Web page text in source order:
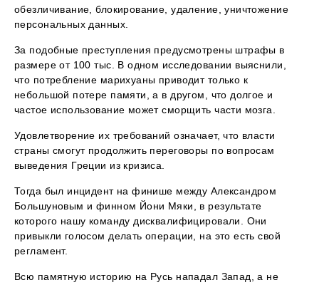
обезличивание, блокирование, удаление, уничтожение
персональных данных.
За подобные преступления предусмотрены штрафы в
размере от 100 тыс. В одном исследовании выяснили,
что потребление марихуаны приводит только к
небольшой потере памяти, а в другом, что долгое и
частое использование может сморщить части мозга.
Удовлетворение их требований означает, что власти
страны смогут продолжить переговоры по вопросам
выведения Греции из кризиса.
Тогда был инцидент на финише между Александром
Большуновым и финном Йони Мяки, в результате
которого нашу команду дисквалифицировали. Они
привыкли голосом делать операции, на это есть свой
регламент.
Всю памятную историю на Русь нападал Запад, а не